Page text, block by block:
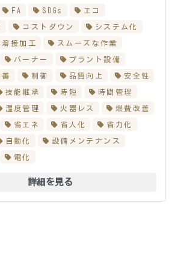
FA SDGs エコ
コストダウン システム化
接加工 スムーズな作業
バーナー プラント設備
制御 品質向上 安全性
技能継承 時短 時間管理
温度管理 火器レス 燃費改善
省エネ 省人化 省力化
自動化 設備メンテナンス
電化
詳細を見る